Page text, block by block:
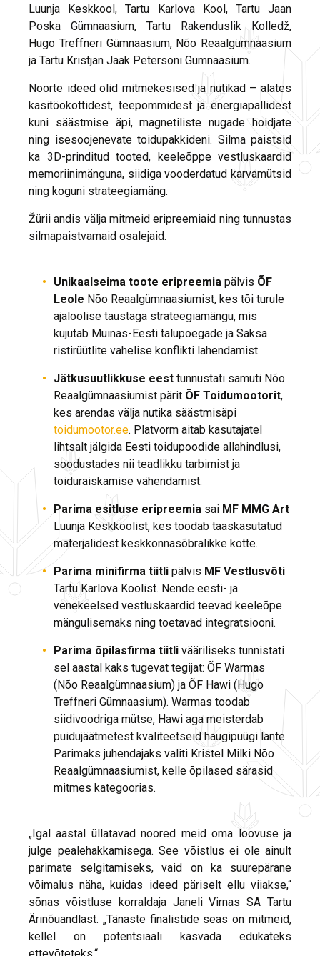
Luunja Keskkool, Tartu Karlova Kool, Tartu Jaan
Poska Gümnaasium, Tartu Rakenduslik Kolledž,
Hugo Treffneri Gümnaasium, Nõo Reaalgümnaasium
ja Tartu Kristjan Jaak Petersoni Gümnaasium.
Noorte ideed olid mitmekesised ja nutikad – alates
käsitöökottidest, teepommidest ja energiapallidest
kuni säästmise äpi, magnetiliste nugade hoidjate
ning isesoojenevate toidupakkideni. Silma paistsid
ka 3D-prinditud tooted, keeleõppe vestluskaardid
memoriinimänguna, siidiga vooderdatud karvamütsid
ning koguni strateegiamäng.
Žürii andis välja mitmeid eripreemiaid ning tunnustas
silmapaistvamaid osalejaid.
Unikaalseima toote eripreemia pälvis ÕF
Leole Nõo Reaalgümnaasiumist, kes tõi turule
ajaloolise taustaga strateegiamängu, mis
kujutab Muinas-Eesti talupoegade ja Saksa
ristirüütlite vahelise konflikti lahendamist.
Jätkusuutlikkuse eest tunnustati samuti Nõo
Reaalgümnaasiumist pärit ÕF Toidumootorit,
kes arendas välja nutika säästmisäpi
toidumootor.ee. Platvorm aitab kasutajatel
lihtsalt jälgida Eesti toidupoodide allahindlusi,
soodustades nii teadlikku tarbimist ja
toiduraiskamise vähendamist.
Parima esitluse eripreemia sai MF MMG Art
Luunja Keskkoolist, kes toodab taaskasutatud
materjalidest keskkonnasõbralikke kotte.
Parima minifirma tiitli pälvis MF Vestlusvõti
Tartu Karlova Koolist. Nende eesti- ja
venekeelsed vestluskaardid teevad keeleõpe
mängulisemaks ning toetavad integratsiooni.
Parima õpilasfirma tiitli vääriliseks tunnistati
sel aastal kaks tugevat tegijat: ÕF Warmas
(Nõo Reaalgümnaasium) ja ÕF Hawi (Hugo
Treffneri Gümnaasium). Warmas toodab
siidivoodriga mütse, Hawi aga meisterdab
puidujäätmetest kvaliteetseid haugipüügi lante.
Parimaks juhendajaks valiti Kristel Milki Nõo
Reaalgümnaasiumist, kelle õpilased särasid
mitmes kategoorias.
„Igal aastal üllatavad noored meid oma loovuse ja
julge pealehakkamisega. See võistlus ei ole ainult
parimate selgitamiseks, vaid on ka suurepärane
võimalus näha, kuidas ideed päriselt ellu viiakse,“
sõnas võistluse korraldaja Janeli Virnas SA Tartu
Ärinõuandlast. „Tänaste finalistide seas on mitmeid,
kellel on potentsiaali kasvada edukateks